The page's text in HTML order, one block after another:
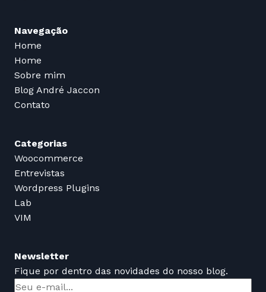
Navegação
Home
Home
Sobre mim
Blog André Jaccon
Contato
Categorias
Woocommerce
Entrevistas
Wordpress Plugins
Lab
VIM
Newsletter
Fique por dentro das novidades do nosso blog.